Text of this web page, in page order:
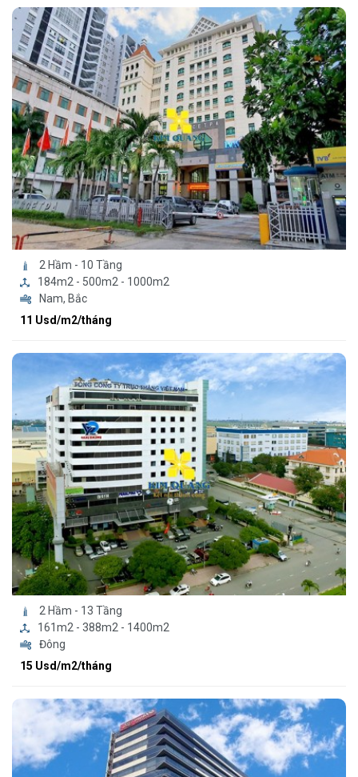
2 Hầm - 10 Tầng
184m2 - 500m2 - 1000m2
Nam, Bắc
11 Usd/m2/tháng
2 Hầm - 13 Tầng
161m2 - 388m2 - 1400m2
Đông
15 Usd/m2/tháng